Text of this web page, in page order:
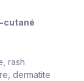
cutané
rash
dermatite